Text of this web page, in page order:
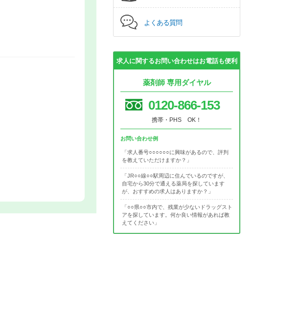
よくある質問
求人に関するお問い合わせはお電話も便利
薬剤師 専用ダイヤル
0120-866-153
携帯・PHS OK！
お問い合わせ例
「求人番号○○○○○○に興味があるので、評判
を教えていただけますか？」
「JR○○線○○駅周辺に住んでいるのですが、
自宅から30分で通える薬局を探しています
が、おすすめの求人はありますか？」
「○○県○○市内で、残業が少ないドラッグスト
アを探しています。何か良い情報があれば教
えてください」